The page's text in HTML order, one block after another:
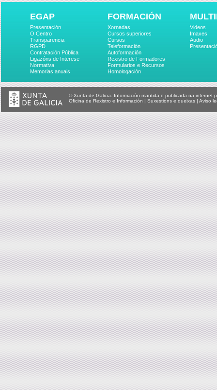
EGAP
Presentación
O Centro
Transparencia
RGPD
Contratación Pública
Ligazóns de Interese
Normativa
Memorias anuais
FORMACIÓN
Xornadas
Cursos superiores
Cursos
Teleformación
Autoformación
Rexistro de Formadores
Formularios e Recursos
Homologación
Videos
Imaxes
Audio
© Xunta de Galicia. Información mantida e publicada na internet
Oficina de Rexistro e Información | Suxestións e queixas | Aviso